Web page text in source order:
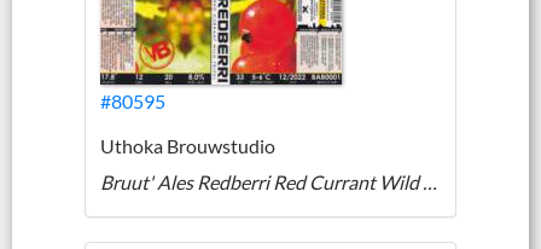
#80595
Uthoka Brouwstudio
Bruut' Ales Redberri Red Currant Wild Tripel